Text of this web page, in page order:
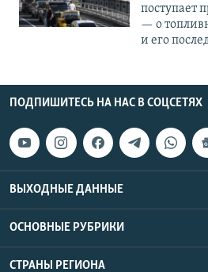
поступает
— о
и его
ПОДПИШИТЕСЬ НА НАС В СОЦСЕТЯХ
ВЫХОДНЫЕ ДАННЫЕ
ОСНОВНЫЕ РУБРИКИ
СТРАНЫ РЕГИОНА